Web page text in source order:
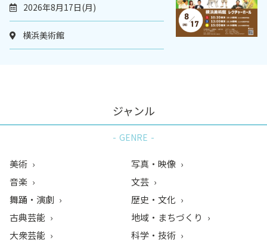
2026年8月17日(月)
横浜美術館
ジャンル
GENRE
美術
音楽
舞踊・演劇
古典芸能
大衆芸能
写真・映像
文芸
歴史・文化
地域・まちづくり
科学・技術